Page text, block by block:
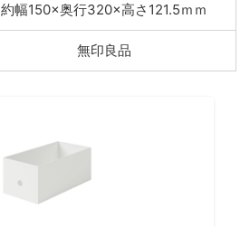
約幅150×奥行320×高さ121.5ｍｍ
無印良品